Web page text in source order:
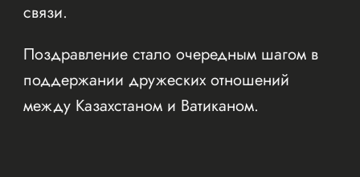
связи.
Поздравление стало очередным шагом в
поддержании дружеских отношений
между Казахстаном и Ватиканом.